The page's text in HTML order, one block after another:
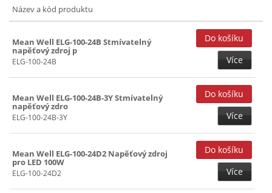
Název a kód produktu
Mean Well ELG-100-24B Stmívatelný
napěťový zdroj p
ELG-100-24B Více
Mean Well ELG-100-24B-3Y Stmívatelný
napěťový zdro
ELG-100-24B-3Y Více
Mean Well ELG-100-24D2 Napěťový zdroj
pro LED 100W
ELG-100-24D2 Více